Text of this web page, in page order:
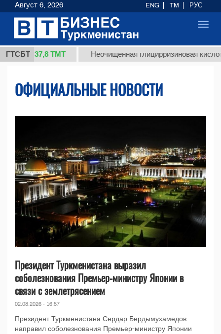
ГТСБТ
ТМТ Неочищенная глицирризиновая кислота
ОФИЦИАЛЬНЫЕ НОВОСТИ
Президент Туркменистана выразил
соболезнования Премьер-министру Японии в
связи с землетрясением
02.08.2026 - 16:57
Президент Туркменистана Сердар Бердымухамедов
направил соболезнования Премьер-министру Японии
Август 6, 2026 ENG TM РУС